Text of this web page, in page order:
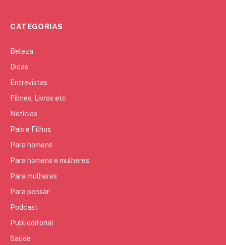
CATEGORIAS
Beleza
Dicas
Entrevistas
Filmes, Livros etc
Notícias
Pais e Filhos
Para homens
Para homens e mulheres
Para mulheres
Para pensar
Podcast
Publieditorial
Saúde